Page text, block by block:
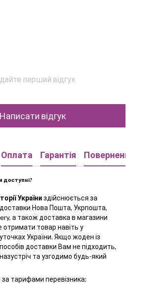
перший відгук
Написати відгук
Оплата Гарантія Повернення
доступні?
України здійснюється за
Нова Пошта, Укрпошта,
а також доставка в магазини
товар навіть у
України. Якщо жоден із
доставки Вам не підходить,
та узгодимо будь-який
тарифами перевізника: